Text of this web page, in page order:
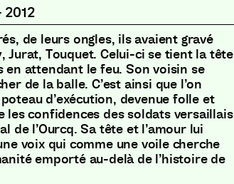
2012
de leurs ongles, ils avaient gravé
Jurat, Touquet. Celui-ci se tient la tête
en attendant le feu. Son voisin se
de la balle. C’est ainsi que l’on
d’exécution, devenue folle et
les confidences des soldats versaillais
de l’Ourcq. Sa tête et l’amour lui
voix qui comme une voile cherche
emporté au-delà de l’histoire de